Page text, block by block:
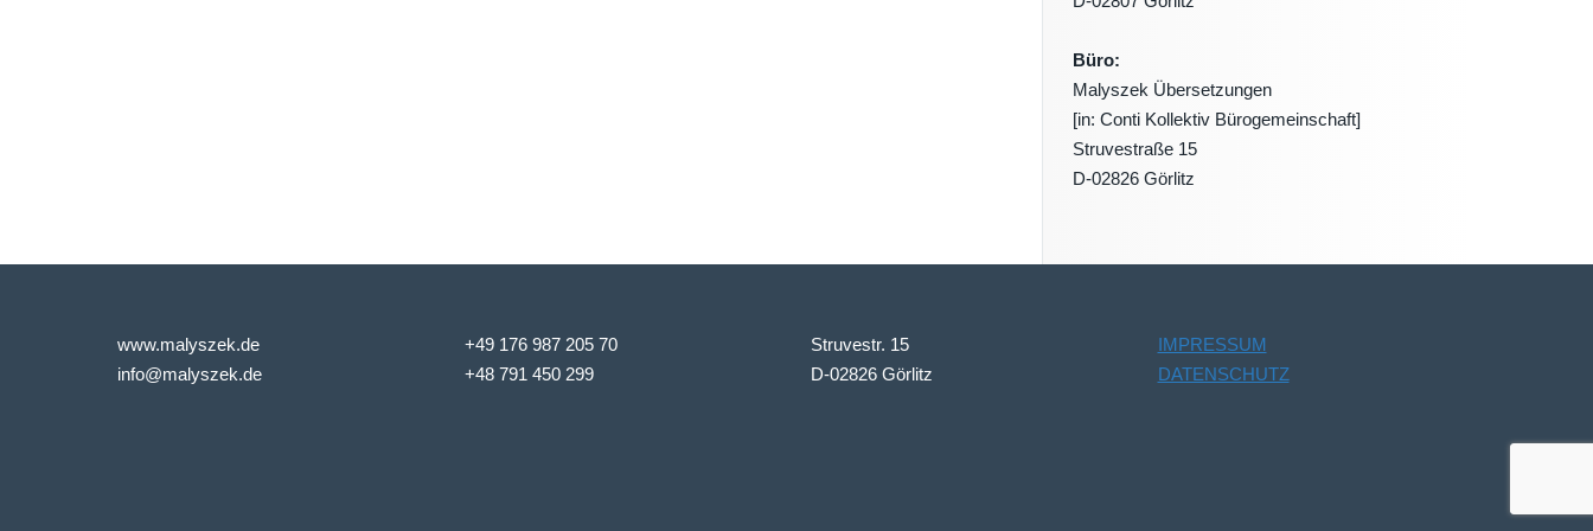
Büro:
Malyszek Übersetzungen
[in: Conti Kollektiv Bürogemeinschaft]
Struvestraße 15
D-02826 Görlitz
www.malyszek.de
info@malyszek.de
+49 176 987 205 70
+48 791 450 299
Struvestr. 15
D-02826 Görlitz
IMPRESSUM
DATENSCHUTZ